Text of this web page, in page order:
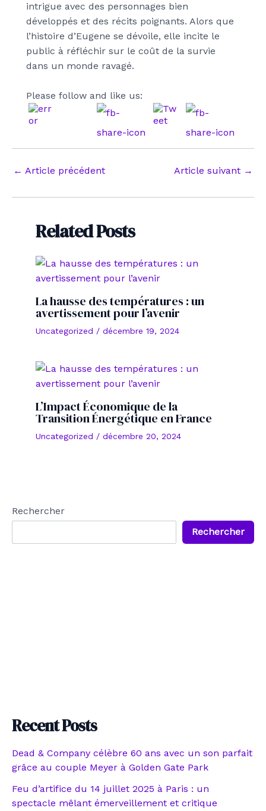
intrigue avec des personnages bien
développés et des récits poignants. Alors que
l’histoire d’Eugene se dévoile, elle incite le
public à réfléchir sur le coût de la survie
dans un monde ravagé.
Please follow and like us:
Navigation
articles
← Article précédent Article suivant →
Related Posts
La hausse des températures : un
avertissement pour l’avenir
Uncategorized / décembre 19, 2024
L’Impact Économique de la
Transition Énergétique en France
Uncategorized / décembre 20, 2024
Rechercher
Rechercher
Recent Posts
Dead & Company célèbre 60 ans avec un son parfait
grâce au couple Meyer à Golden Gate Park
Feu d’artifice du 14 juillet 2025 à Paris : un
spectacle mêlant émerveillement et critique